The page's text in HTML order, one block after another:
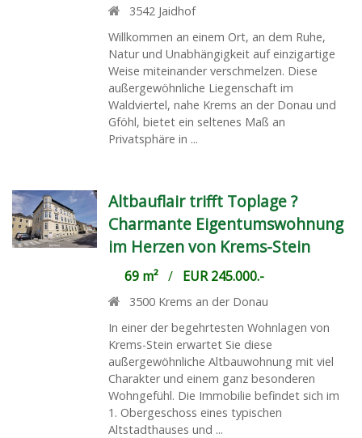
3542 Jaidhof
Willkommen an einem Ort, an dem Ruhe,
Natur und Unabhängigkeit auf einzigartige
Weise miteinander verschmelzen. Diese
außergewöhnliche Liegenschaft im
Waldviertel, nahe Krems an der Donau und
Gföhl, bietet ein seltenes Maß an
Privatsphäre in ...
Altbauflair trifft Toplage ?
Charmante Eigentumswohnung
im Herzen von Krems-Stein
69 m²/ EUR 245.000.-
3500 Krems an der Donau
In einer der begehrtesten Wohnlagen von
Krems-Stein erwartet Sie diese
außergewöhnliche Altbauwohnung mit viel
Charakter und einem ganz besonderen
Wohngefühl. Die Immobilie befindet sich im
1. Obergeschoss eines typischen
Altstadthauses und ...